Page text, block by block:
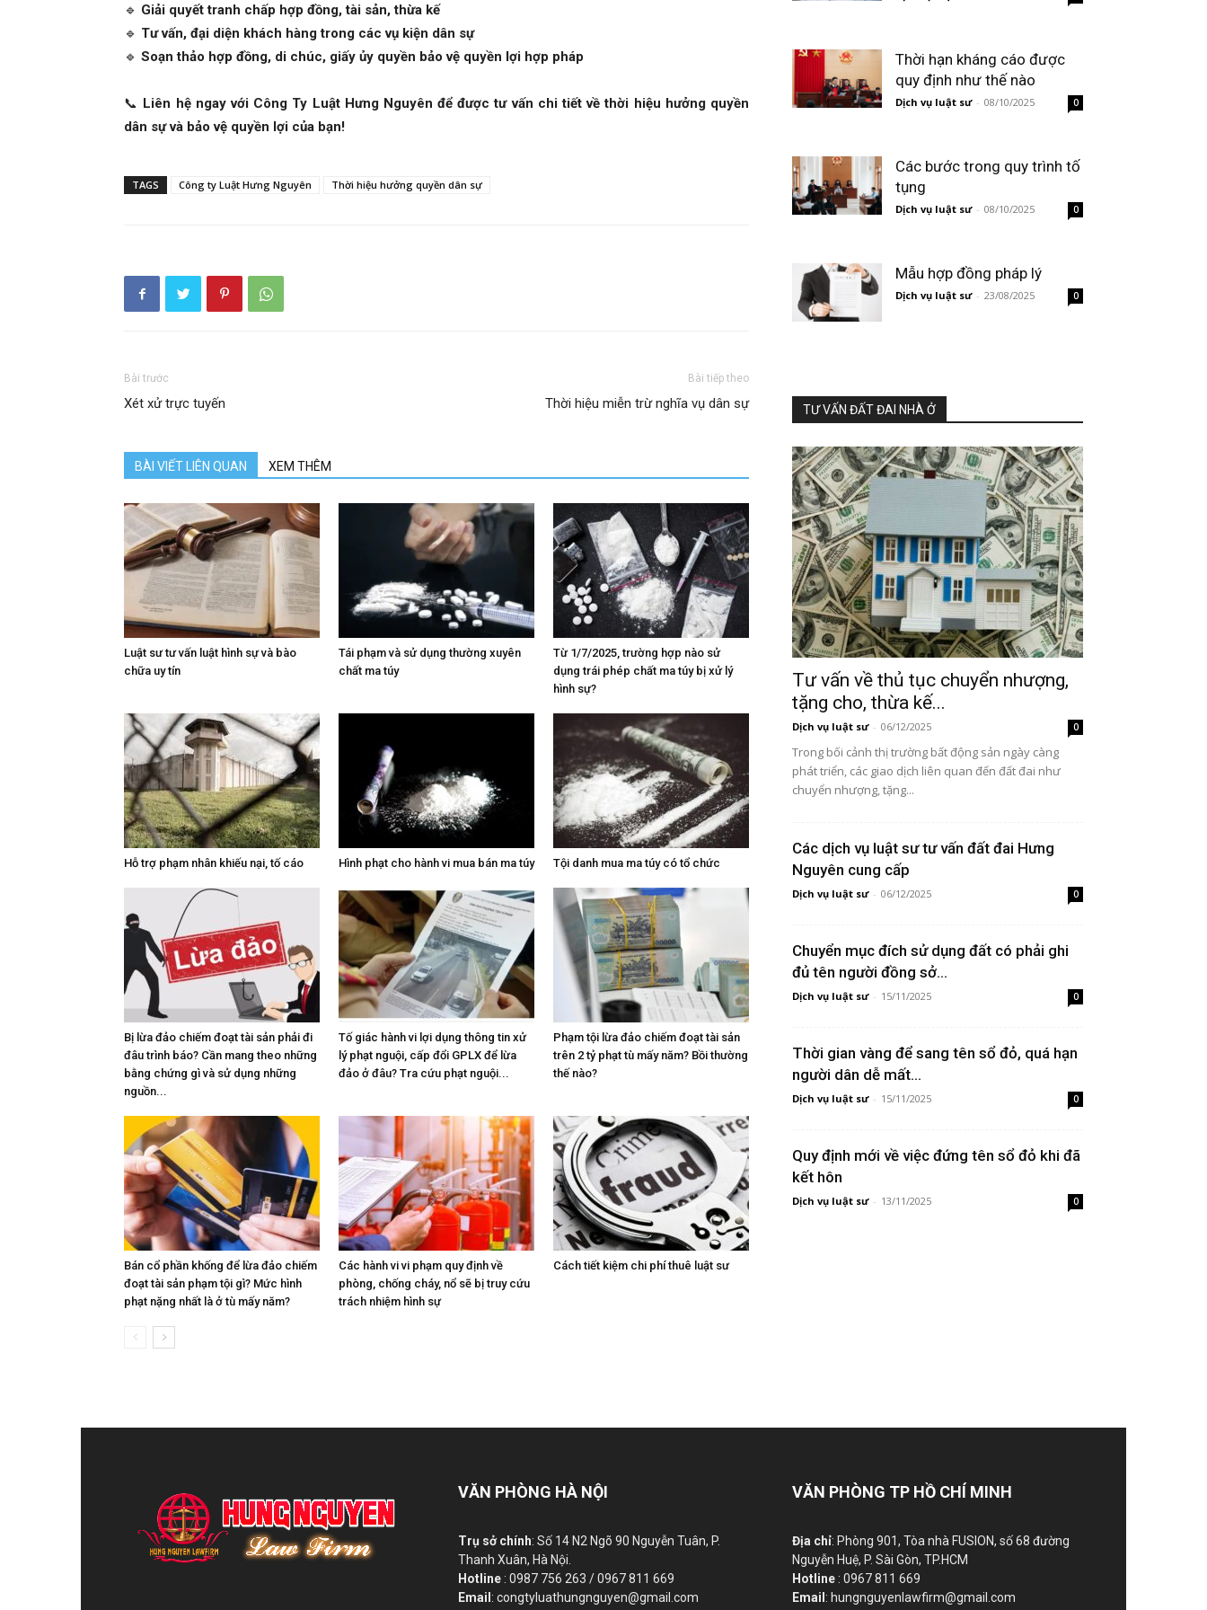
🔹 Giải quyết tranh chấp hợp đồng, tài sản, thừa kế
🔹 Tư vấn, đại diện khách hàng trong các vụ kiện dân sự
🔹 Soạn thảo hợp đồng, di chúc, giấy ủy quyền bảo vệ quyền lợi hợp pháp
📞 Liên hệ ngay với Công Ty Luật Hưng Nguyên để được tư vấn chi tiết về thời hiệu hưởng quyền
dân sự và bảo vệ quyền lợi của bạn!
TAGS Công ty Luật Hưng Nguyên Thời hiệu hưởng quyền dân sự
Bài trước
Xét xử trực tuyến
Bài tiếp theo
Thời hiệu miễn trừ nghĩa vụ dân sự
BÀI VIẾT LIÊN QUAN XEM THÊM
Luật sư tư vấn luật hình sự và bào
chữa uy tín
Tái phạm và sử dụng thường xuyên
chất ma túy
Từ 1/7/2025, trường hợp nào sử
dụng trái phép chất ma túy bị xử lý
hình sự?
Hỗ trợ phạm nhân khiếu nại, tố cáo Hình phạt cho hành vi mua bán ma túy Tội danh mua ma túy có tổ chức
Bị lừa đảo chiếm đoạt tài sản phải đi
đâu trình báo? Cần mang theo những
bằng chứng gì và sử dụng những
nguồn...
Tố giác hành vi lợi dụng thông tin xử
lý phạt nguội, cấp đổi GPLX để lừa
đảo ở đâu? Tra cứu phạt nguội...
Phạm tội lừa đảo chiếm đoạt tài sản
trên 2 tỷ phạt tù mấy năm? Bồi thường
thế nào?
Bán cổ phần khống để lừa đảo chiếm
đoạt tài sản phạm tội gì? Mức hình
phạt nặng nhất là ở tù mấy năm?
Các hành vi vi phạm quy định về
phòng, chống cháy, nổ sẽ bị truy cứu
trách nhiệm hình sự
Cách tiết kiệm chi phí thuê luật sư
Thời hạn kháng cáo được
quy định như thế nào
Dịch vụ luật sư - 08/10/2025 0
Các bước trong quy trình tố
tụng
Dịch vụ luật sư - 08/10/2025 0
Mẫu hợp đồng pháp lý
Dịch vụ luật sư - 23/08/2025 0
TƯ VẤN ĐẤT ĐAI NHÀ Ở
Tư vấn về thủ tục chuyển nhượng,
tặng cho, thừa kế...
Dịch vụ luật sư - 06/12/2025 0
Trong bối cảnh thị trường bất động sản ngày càng
phát triển, các giao dịch liên quan đến đất đai như
chuyển nhượng, tặng...
Các dịch vụ luật sư tư vấn đất đai Hưng
Nguyên cung cấp
Dịch vụ luật sư - 06/12/2025 0
Chuyển mục đích sử dụng đất có phải ghi
đủ tên người đồng sở...
Dịch vụ luật sư - 15/11/2025 0
Thời gian vàng để sang tên sổ đỏ, quá hạn
người dân dễ mất...
Dịch vụ luật sư - 15/11/2025 0
Quy định mới về việc đứng tên sổ đỏ khi đã
kết hôn
Dịch vụ luật sư - 13/11/2025 0
VĂN PHÒNG HÀ NỘI
Trụ sở chính: Số 14 N2 Ngõ 90 Nguyễn Tuân, P.
Thanh Xuân, Hà Nội.
Hotline : 0987 756 263 / 0967 811 669
Email : congtyluathungnguyen@gmail.com
VĂN PHÒNG TP HỒ CHÍ MINH
Địa chỉ: Phòng 901, Tòa nhà FUSION, số 68 đường
Nguyễn Huệ, P. Sài Gòn, TP.HCM
Hotline : 0967 811 669
Email : hungnguyenlawfirm@gmail.com